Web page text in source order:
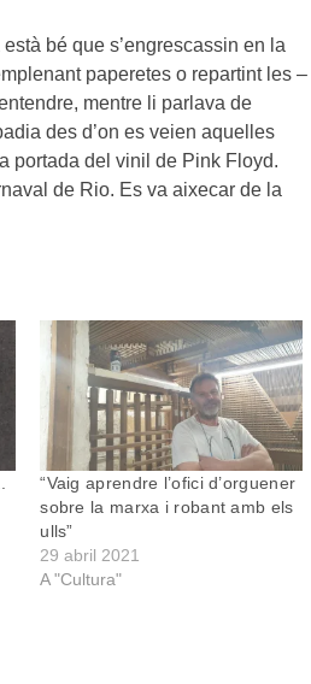
bé que s’engrescassin en la
paperetes o repartint les –
mentre li parlava de
des d’on es veien aquelles
portada del vinil de Pink Floyd.
de Rio. Es va aixecar de la
“Vaig aprendre l’ofici d’orguener
sobre la marxa i robant amb els
ulls”
29 abril 2021
A "Cultura"